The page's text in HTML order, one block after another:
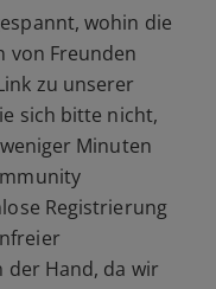
wohin die
von Freunden
zu unserer
sich bitte nicht,
Minuten
Registrierung
der Hand, da wir